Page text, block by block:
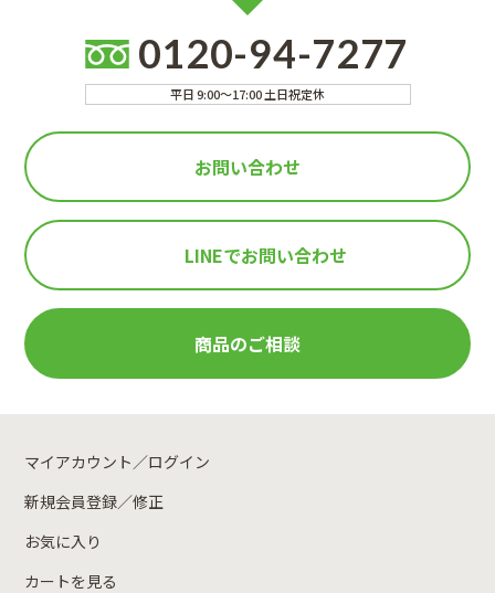
0120-94-7277
平日 9:00～17:00 土日祝定休
お問い合わせ
LINEでお問い合わせ
商品のご相談
マイアカウント／ログイン
新規会員登録／修正
お気に入り
カートを見る